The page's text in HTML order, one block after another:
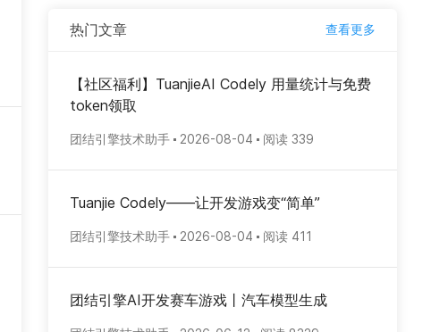
热门文章 查看更多
【社区福利】TuanjieAI Codely 用量统计与免费
token领取
团结引擎技术助手 2026-08-04 阅读 339
Tuanjie Codely——让开发游戏变“简单”
团结引擎技术助手 2026-08-04 阅读 411
团结引擎AI开发赛车游戏丨汽车模型生成